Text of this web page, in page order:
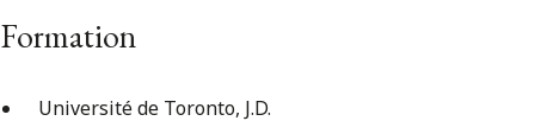
Formation
Université de Toronto, J.D.